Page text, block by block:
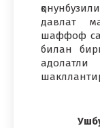
давлат
шаффоф
билан